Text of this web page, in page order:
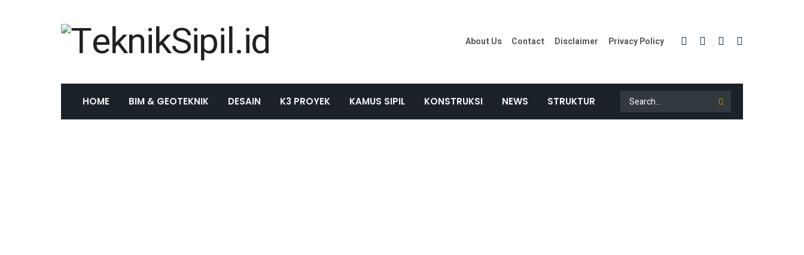
About Us Contact Disclaimer Privacy Policy
HOME BIM & GEOTEKNIK DESAIN K3 PROYEK KAMUS SIPIL KONSTRUKSI NEWS STRUKTUR